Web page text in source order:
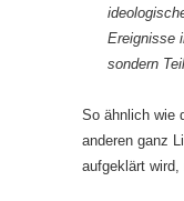
Ereignisse
sondern
So ähnlich wie
anderen ganz
aufgeklärt wird,